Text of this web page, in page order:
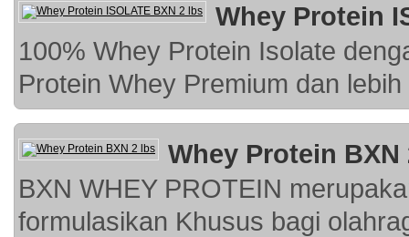
Whey Protein
100% Whey Protein Isolate
Protein Whey Premium dan
Whey Protein BXN
BXN WHEY PROTEIN
formulasikan Khusus bagi